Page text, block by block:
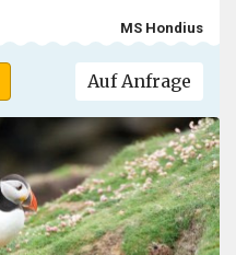
MS Hondius
Auf Anfrage